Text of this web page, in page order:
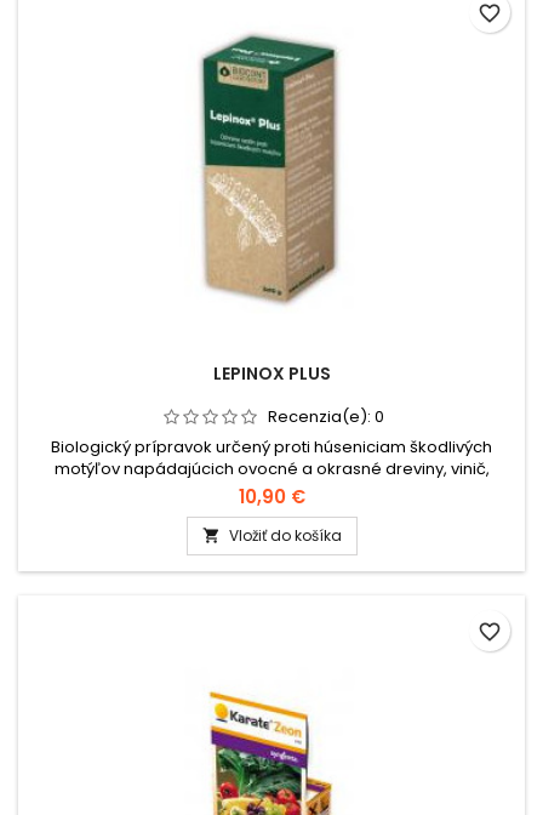
LEPINOX PLUS
Recenzia(e): 0
Biologický prípravok určený proti húseniciam škodlivých
motýľov napádajúcich ovocné a okrasné dreviny, vinič,
poľné plodiny, zeleninu, jahody a krušpány (buxus).Balenie:
3x10 g.
10,90 €
 Vložiť do košíka
favorite_border
favorite_border